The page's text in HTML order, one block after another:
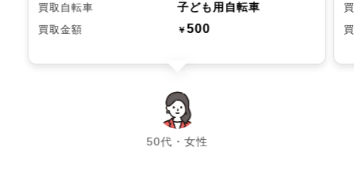
買取自転車 子ども用自転車
買取金額 ￥500
50代・女性
chevron_left chevron_right